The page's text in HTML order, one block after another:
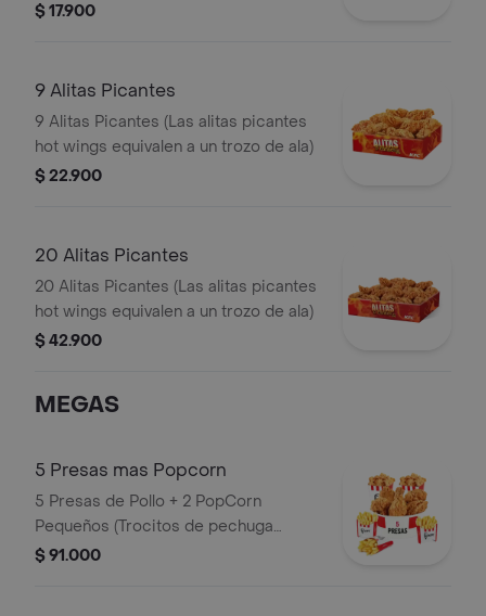
$ 17.900
9 Alitas Picantes
9 Alitas Picantes (Las alitas picantes
hot wings equivalen a un trozo de ala)
$ 22.900
20 Alitas Picantes
20 Alitas Picantes (Las alitas picantes
hot wings equivalen a un trozo de ala)
$ 42.900
MEGAS
5 Presas mas Popcorn
5 Presas de Pollo + 2 PopCorn
Pequeños (Trocitos de pechuga
apanados) + 3 Papas Pequeñas
$ 91.000